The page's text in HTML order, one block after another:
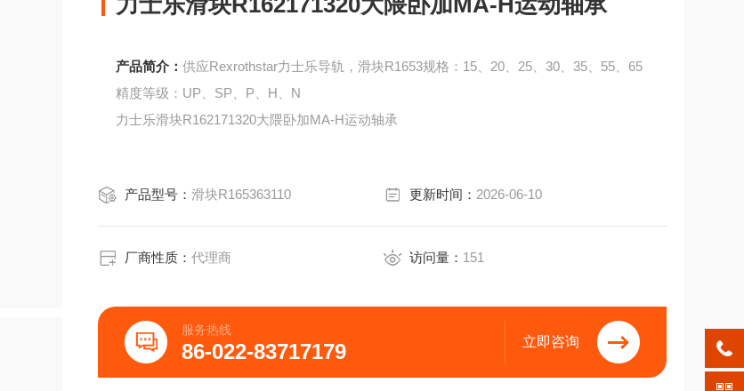
产品简介：供应Rexrothstar力士乐导轨，滑块R1653规格：15、20、25、30、35、55、65
精度等级：UP、SP、P、H、N
力士乐滑块R162171320大隈卧加MA-H运动轴承
产品型号：滑块R165363110 更新时间： 2026-06-10
厂商性质：代理商 访问量： 151
服务热线
86-022-83717179 立即咨询